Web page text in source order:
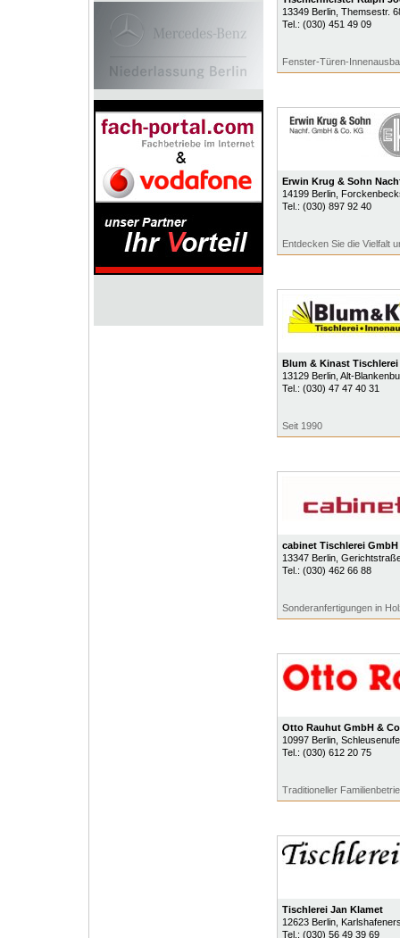
13349 Berlin, Themsestr.
Tel.: (030) 451 49 09
Fenster-Türen-
Erwin Krug & Sohn
14199 Berlin,
Tel.: (030) 897 92 40
Entdecken Sie die Vielfalt
Blum & Kinast
13129 Berlin, Alt-
Tel.: (030) 47 47 40 31
Seit 1990
cabinet Tischlerei GmbH
13347 Berlin,
Tel.: (030) 462 66 88
Sonderanfertigungen in
Otto Rauhut GmbH &
10997 Berlin,
Tel.: (030) 612 20 75
Traditioneller
Tischlerei Jan Klamet
12623 Berlin,
Tel.: (030) 56 49 39 69